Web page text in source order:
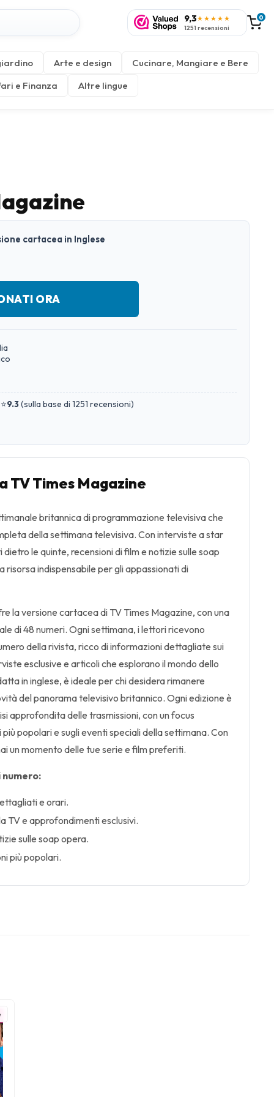
9,3★★★★★
1251 recensioni
0
Arte e design
Cucinare, Mangiare e Bere
e Finanza
Altre lingue
cartacea in Inglese
ORA
9.3(sulla base di 1251 recensioni)
TV Times Magazine
britannica di programmazione televisiva che
della settimana televisiva. Con interviste a star
le quinte, recensioni di film e notizie sulle soap
risorsa indispensabile per gli appassionati di
la versione cartacea di TV Times Magazine, con una
di 48 numeri. Ogni settimana, i lettori ricevono
della rivista, ricco di informazioni dettagliate sui
esclusive e articoli che esplorano il mondo dello
in inglese, è ideale per chi desidera rimanere
del panorama televisivo britannico. Ogni edizione è
approfondita delle trasmissioni, con un focus
popolari e sugli eventi speciali della settimana. Con
un momento delle tue serie e film preferiti.
numero:
e orari.
TV e approfondimenti esclusivi.
sulle soap opera.
più popolari.